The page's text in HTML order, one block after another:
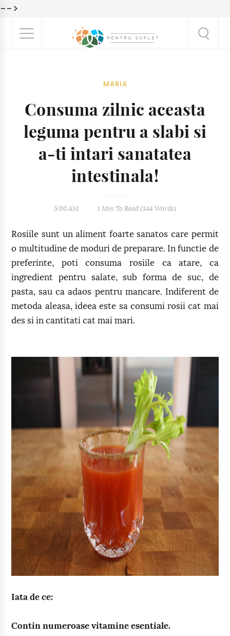
-->
MARIA
Consuma zilnic aceasta
leguma pentru a slabi si
a-ti intari sanatatea
intestinala!
5:00 AM 1 Min To Read (344 Words)
Rosiile sunt un aliment foarte sanatos care permit
o multitudine de moduri de preparare. In functie de
preferinte, poti consuma rosiile ca atare, ca
ingredient pentru salate, sub forma de suc, de
pasta, sau ca adaos pentru mancare. Indiferent de
metoda aleasa, ideea este sa consumi rosii cat mai
des si in cantitati cat mai mari.
Iata de ce:
Contin numeroase vitamine esentiale.